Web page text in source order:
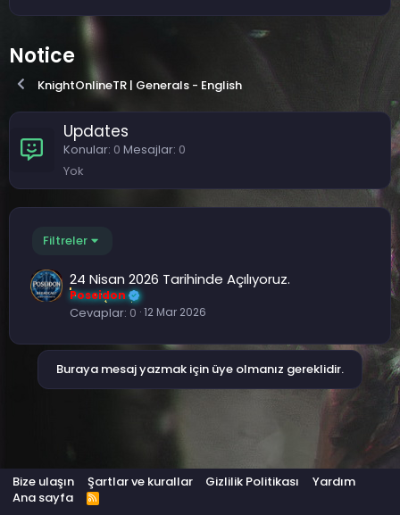
Notice
KnightOnlineTR | Generals - English
Updates
Konular 0 Mesajlar 0
Yok
Filtreler
24 Nisan 2026 Tarihinde Açılıyoruz.
Poseidon
Cevaplar 0 12 Mar 2026
Buraya mesaj yazmak için üye olmanız gereklidir.
Bize ulaşın Şartlar ve kurallar Gizlilik Politikası
Yardım
Ana sayfa
R
S